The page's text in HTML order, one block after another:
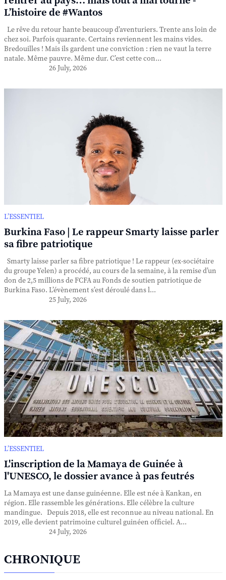
L’histoire de #Wantos
Le rêve du retour hante beaucoup d’aventuriers. Trente ans loin de
chez soi. Parfois quarante. Certains reviennent les mains vides.
Bredouilles ! Mais ils gardent une conviction : rien ne vaut la terre
natale. Même pauvre. Même dur. C’est cette con...
26 July, 2026
L’ESSENTIEL
Burkina Faso | Le rappeur Smarty laisse parler
sa fibre patriotique
Smarty laisse parler sa fibre patriotique ! Le rappeur (ex-sociétaire
du groupe Yelen) a procédé, au cours de la semaine, à la remise d’un
don de 2,5 millions de FCFA au Fonds de soutien patriotique de
Burkina Faso. L’évènement s’est déroulé dans l...
25 July, 2026
L’ESSENTIEL
L'inscription de la Mamaya de Guinée à
l'UNESCO, le dossier avance à pas feutrés
La Mamaya est une danse guinéenne. Elle est née à Kankan, en
région. Elle rassemble les générations. Elle célèbre la culture
mandingue. Depuis 2018, elle est reconnue au niveau national. En
2019, elle devient patrimoine culturel guinéen officiel. A...
24 July, 2026
CHRONIQUE